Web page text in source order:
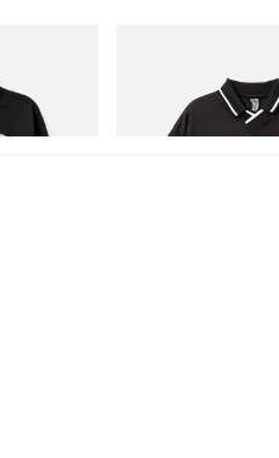
D Cotton
Billionaire Boys Club X
Acheter maintenant